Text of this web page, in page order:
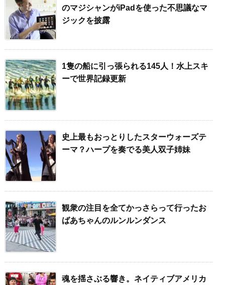
のマジシャンがiPadを使った不思議なマ
ジックを披露
1隻の船に引っ張られる145人！水上スキ
ーで世界記録更新
史上最もおっとりしたスターウォーズテ
ーマ？ハープを奏でる美人双子姉妹
観衆の注目を全てかっさらって行ったお
ばあちゃんのルンルンダンス
魂を揺さぶる響き。ネイティブアメリカ